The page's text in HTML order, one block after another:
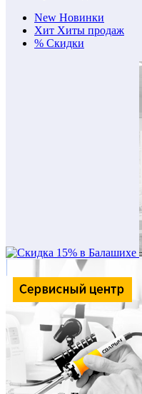
New Новинки
Хит Хиты продаж
% Скидки